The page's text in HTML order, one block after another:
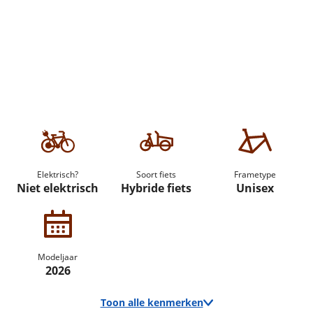
Elektrisch?
Niet elektrisch
Soort fiets
Hybride fiets
Frametype
Unisex
Modeljaar
2026
Toon alle kenmerken